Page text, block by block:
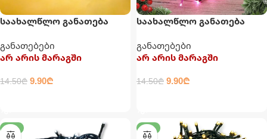
საახალწლო განათება
განათებები
არ არის მარაგში
14.50₾ 9.90₾
საახალწლო განათება
განათებები
არ არის მარაგში
14.50₾ 9.90₾
-32% -32%